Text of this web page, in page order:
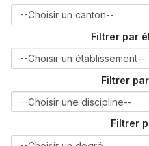
Filtrer par
Filtrer
Filtrer